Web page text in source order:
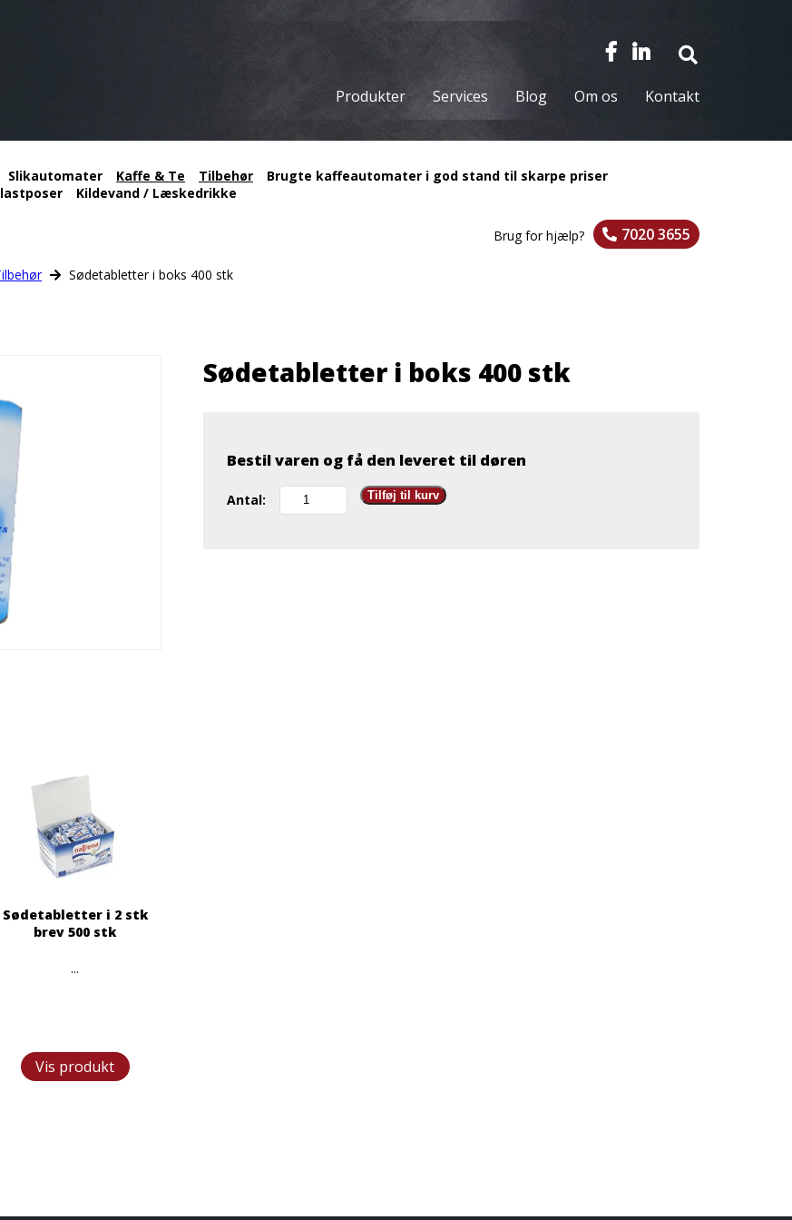
Produkter Services Blog Om os Kontakt
Slikautomater Kaffe & Te Tilbehør
Brugte kaffeautomater i god stand til skarpe priser
Kildevand / Læskedrikke
Brug for hjælp? 7020 3655
Sødetabletter i boks 400 stk
Sødetabletter i boks 400 stk
Bestil varen og få den leveret til døren
Antal:
Sødetabletter
i
Tilføj til kurv
Sødetabletter i 2 stk
brev 500 stk
...
Vis produkt